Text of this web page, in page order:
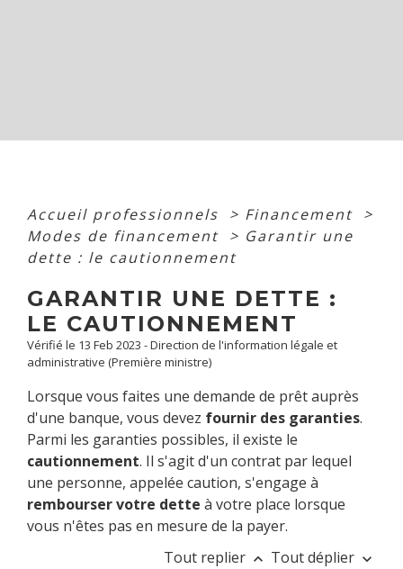
Accueil professionnels > Financement >
Modes de financement > Garantir une
dette : le cautionnement
GARANTIR UNE DETTE :
LE CAUTIONNEMENT
Vérifié le 13 Feb 2023 - Direction de l'information légale et
administrative (Première ministre)
Lorsque vous faites une demande de prêt auprès
d'une banque, vous devez fournir des garanties.
Parmi les garanties possibles, il existe le
cautionnement. Il s'agit d'un contrat par lequel
une personne, appelée caution, s'engage à
rembourser votre dette à votre place lorsque
vous n'êtes pas en mesure de la payer.
Tout replier keyboard_arrow_up Tout déplier keyboard_arrow_down